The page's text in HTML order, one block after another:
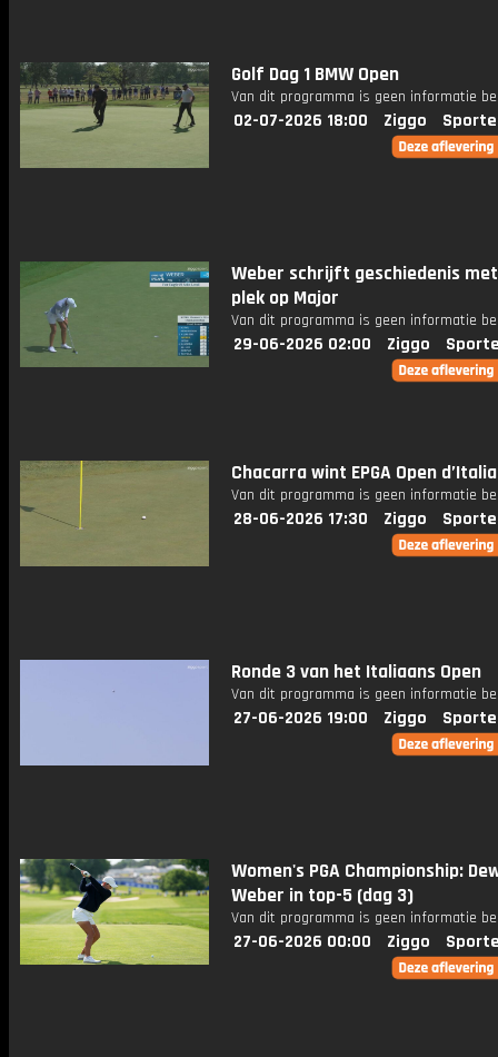
Golf Dag 1 BMW Open
Van dit programma is geen informatie
02-07-2026 18:00 Ziggo
Weber schrijft geschiedenis
plek op Major
Van dit programma is geen informatie
29-06-2026 02:00 Ziggo
Chacarra wint EPGA Open d’Italia
Van dit programma is geen informatie
28-06-2026 17:30 Ziggo
Ronde 3 van het Italiaans Open
Van dit programma is geen informatie
27-06-2026 19:00 Ziggo
Women's PGA Championship:
Weber in top-5 (dag 3)
Van dit programma is geen informatie
27-06-2026 00:00 Ziggo